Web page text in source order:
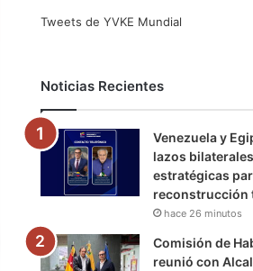
o
k
r
e
r
a
m
Tweets de YVKE Mundial
Noticias Recientes
Venezuela y
lazos
estratégicas
reconstrucción
hace 26 minutos
Comisión de
reunió con